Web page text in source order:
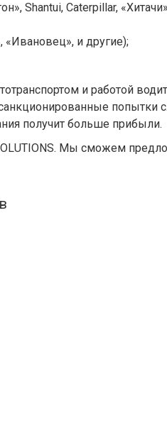
Shantui, Caterpillar,
«Ивановец», и другие);
и работой
попытки
получит больше прибыли.
Мы сможем